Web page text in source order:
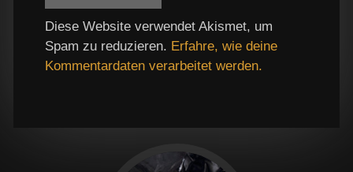
Diese Website verwendet Akismet, um
Spam zu reduzieren. Erfahre, wie deine
Kommentardaten verarbeitet werden.